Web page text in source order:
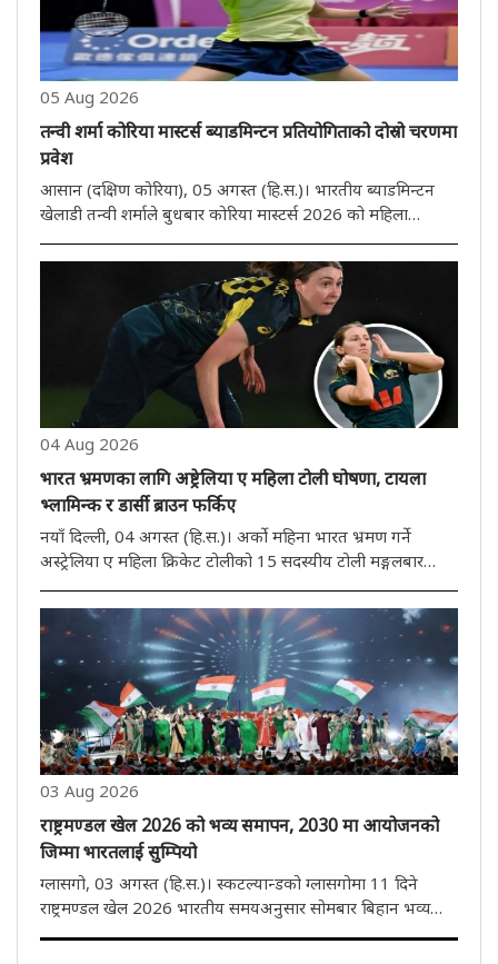
05 Aug 2026
तन्वी शर्मा कोरिया मास्टर्स ब्याडमिन्टन प्रतियोगिताको दोस्रो चरणमा
प्रवेश
आसान (दक्षिण कोरिया), 05 अगस्त (हि.स.)। भारतीय ब्याडमिन्टन
खेलाडी तन्वी शर्माले बुधबार कोरिया मास्टर्स 2026 को महिला
वर्षीया तन्वीले चीनकी युआन आन चीलाई सिधा गेम 21-16, 21-15
04 Aug 2026
भारत भ्रमणका लागि अष्ट्रेलिया ए महिला टोली घोषणा, टायला
भ्लामिन्क र डार्सी ब्राउन फर्किए
नयाँ दिल्ली, 04 अगस्त (हि.स.)। अर्को महिना भारत भ्रमण गर्ने
अस्ट्रेलिया ए महिला क्रिकेट टोलीको 15 सदस्यीय टोली मङ्गलबार
ब्राउनले टोलीको पेस आक्रमणको नेतृत्व गर्नेछन्। यो भ्रमण तीन
हप्तास..
03 Aug 2026
राष्ट्रमण्डल खेल 2026 को भव्य समापन, 2030 मा आयोजनको
जिम्मा भारतलाई सुम्पियो
ग्लासगो, 03 अगस्त (हि.स.)। स्कटल्यान्डको ग्लासगोमा 11 दिने
राष्ट्रमण्डल खेल 2026 भारतीय समयअनुसार सोमबार बिहान भव्य